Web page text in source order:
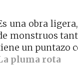
una obra
monstruos
un puntazo
pluma rota